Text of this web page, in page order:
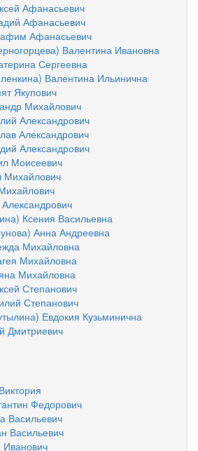
Афанасьевич
Афанасьевич
Афанасьевич
Валентина Ивановна
Сергеевна
Валентина Ильинична
Якупович
Михайлович
Александрович
Александрович
Александрович
Моисеевич
Михайлович
Ксения Васильевна
Анна Андреевна
Михайловна
Михайловна
Михайловна
Степанович
Степанович
Евдокия Кузьминична
Дмитриевич
Федорович
Васильевич
Васильевич
Иванович